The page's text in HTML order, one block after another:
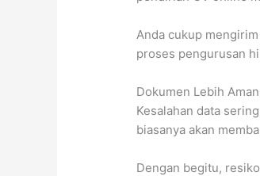
Anda cukup
proses pengurusan
Dokumen Lebih
Kesalahan data
biasanya akan
Dengan begitu,